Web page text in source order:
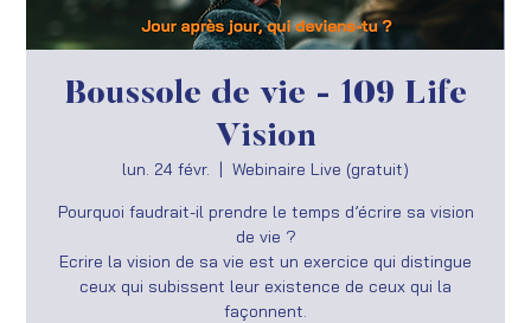
Boussole de vie - 109 Life
Vision
lun. 24 févr.
  |
Webinaire Live (gratuit)
Pourquoi faudrait-il prendre le temps d’écrire sa vision
de vie ?
Ecrire la vision de sa vie est un exercice qui distingue
ceux qui subissent leur existence de ceux qui la
façonnent.